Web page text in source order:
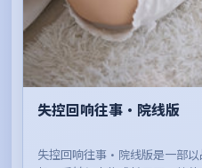
失控回响往事·院线版
失控回响往事·院线版是一部